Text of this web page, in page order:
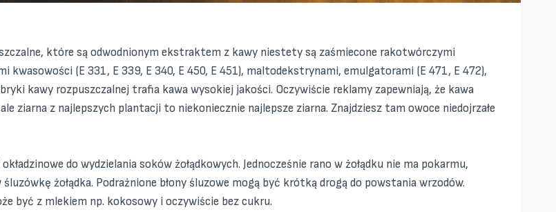
które są odwodnionym ekstraktem z kawy niestety są zaśmiecone rakotwórczymi
(E 331, E 339, E 340, E 450, E 451), maltodekstrynami, emulgatorami (E 471, E 472),
kawy rozpuszczalnej trafia kawa wysokiej jakości. Oczywiście reklamy zapewniają, że kawa
ziarna z najlepszych plantacji to niekoniecznie najlepsze ziarna. Znajdziesz tam owoce niedojrzałe
do wydzielania soków żołądkowych. Jednocześnie rano w żołądku nie ma pokarmu,
żołądka. Podrażnione błony śluzowe mogą być krótką drogą do powstania wrzodów.
być z mlekiem np. kokosowy i oczywiście bez cukru.